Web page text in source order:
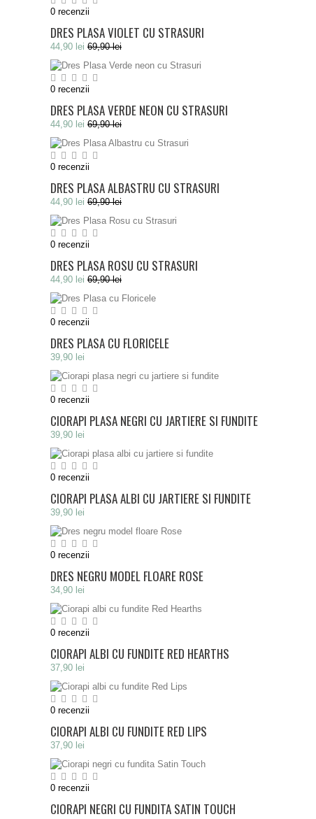
0 recenzii
DRES PLASA VIOLET CU STRASURI
44,90 lei 69,90 lei
0 recenzii
DRES PLASA VERDE NEON CU STRASURI
44,90 lei 69,90 lei
0 recenzii
DRES PLASA ALBASTRU CU STRASURI
44,90 lei 69,90 lei
0 recenzii
DRES PLASA ROSU CU STRASURI
44,90 lei 69,90 lei
0 recenzii
DRES PLASA CU FLORICELE
39,90 lei
0 recenzii
CIORAPI PLASA NEGRI CU JARTIERE SI FUNDITE
39,90 lei
0 recenzii
CIORAPI PLASA ALBI CU JARTIERE SI FUNDITE
39,90 lei
0 recenzii
DRES NEGRU MODEL FLOARE ROSE
34,90 lei
0 recenzii
CIORAPI ALBI CU FUNDITE RED HEARTHS
37,90 lei
0 recenzii
CIORAPI ALBI CU FUNDITE RED LIPS
37,90 lei
0 recenzii
CIORAPI NEGRI CU FUNDITA SATIN TOUCH